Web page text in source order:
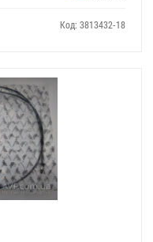
Код: 3813432-18